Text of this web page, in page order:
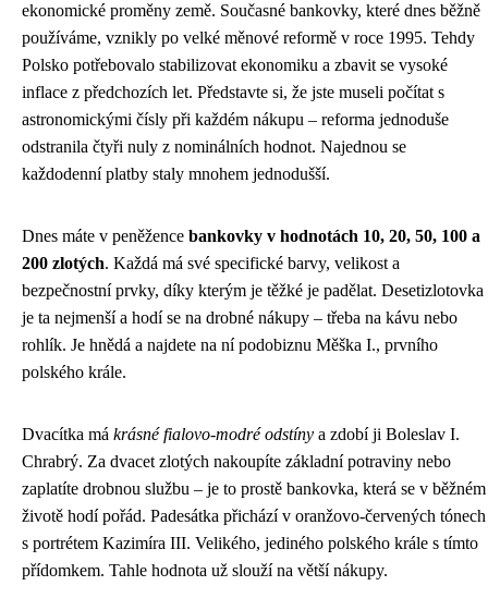
ekonomické proměny země. Současné bankovky, které dnes běžně
používáme, vznikly po velké měnové reformě v roce 1995. Tehdy
Polsko potřebovalo stabilizovat ekonomiku a zbavit se vysoké
inflace z předchozích let. Představte si, že jste museli počítat s
astronomickými čísly při každém nákupu – reforma jednoduše
odstranila čtyři nuly z nominálních hodnot. Najednou se
každodenní platby staly mnohem jednodušší.
Dnes máte v peněžence bankovky v hodnotách 10, 20, 50, 100 a
200 zlotých. Každá má své specifické barvy, velikost a
bezpečnostní prvky, díky kterým je těžké je padělat. Desetizlotovka
je ta nejmenší a hodí se na drobné nákupy – třeba na kávu nebo
rohlík. Je hnědá a najdete na ní podobiznu Měška I., prvního
polského krále.
Dvacítka má krásné fialovo-modré odstíny a zdobí ji Boleslav I.
Chrabrý. Za dvacet zlotých nakoupíte základní potraviny nebo
zaplatíte drobnou službu – je to prostě bankovka, která se v běžném
životě hodí pořád. Padesátka přichází v oranžovo-červených tónech
s portrétem Kazimíra III. Velikého, jediného polského krále s tímto
přídomkem. Tahle hodnota už slouží na větší nákupy.